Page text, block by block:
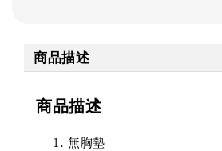
商品描述
商品描述
無胸墊